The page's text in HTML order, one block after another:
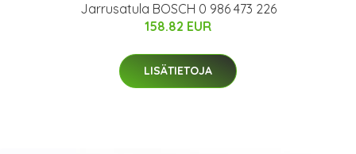
Jarrusatula BOSCH 0 986 473 226
158.82 EUR
LISÄTIETOJA